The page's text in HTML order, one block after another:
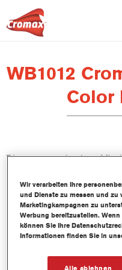
WB1012
Color
Dieses wasserbasierte
Produktmerkmale
Ausgezeichnete
Farbtonangleichung.
Schnelle und sparsame
des Durchsatz und der
Wir verarbeiten Ihre
und Dienste zu messen und zu
Marketingkampagnen zu
Werbung bereitzustellen.
können Sie Ihre
Informationen finden Sie in
Alle ablehnen